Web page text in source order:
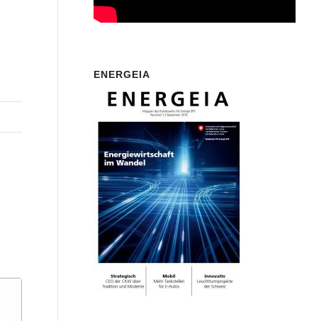
ENERGEIA